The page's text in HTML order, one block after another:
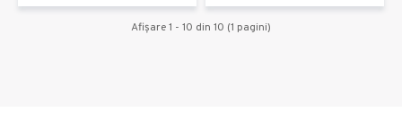
Afişare 1 - 10 din 10 (1 pagini)